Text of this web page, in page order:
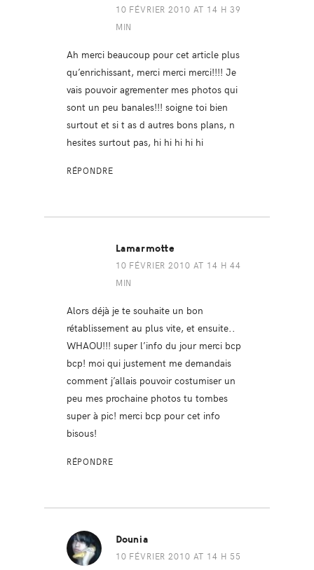
10 FÉVRIER 2010 AT 14 H 39
MIN
Ah merci beaucoup pour cet article plus
qu’enrichissant, merci merci merci!!!! Je
vais pouvoir agrementer mes photos qui
sont un peu banales!!! soigne toi bien
surtout et si t as d autres bons plans, n
hesites surtout pas, hi hi hi hi hi
RÉPONDRE
Lamarmotte
10 FÉVRIER 2010 AT 14 H 44
MIN
Alors déjà je te souhaite un bon
rétablissement au plus vite, et ensuite..
WHAOU!!! super l’info du jour merci bcp
bcp! moi qui justement me demandais
comment j’allais pouvoir costumiser un
peu mes prochaine photos tu tombes
super à pic! merci bcp pour cet info
bisous!
RÉPONDRE
Dounia
10 FÉVRIER 2010 AT 14 H 55